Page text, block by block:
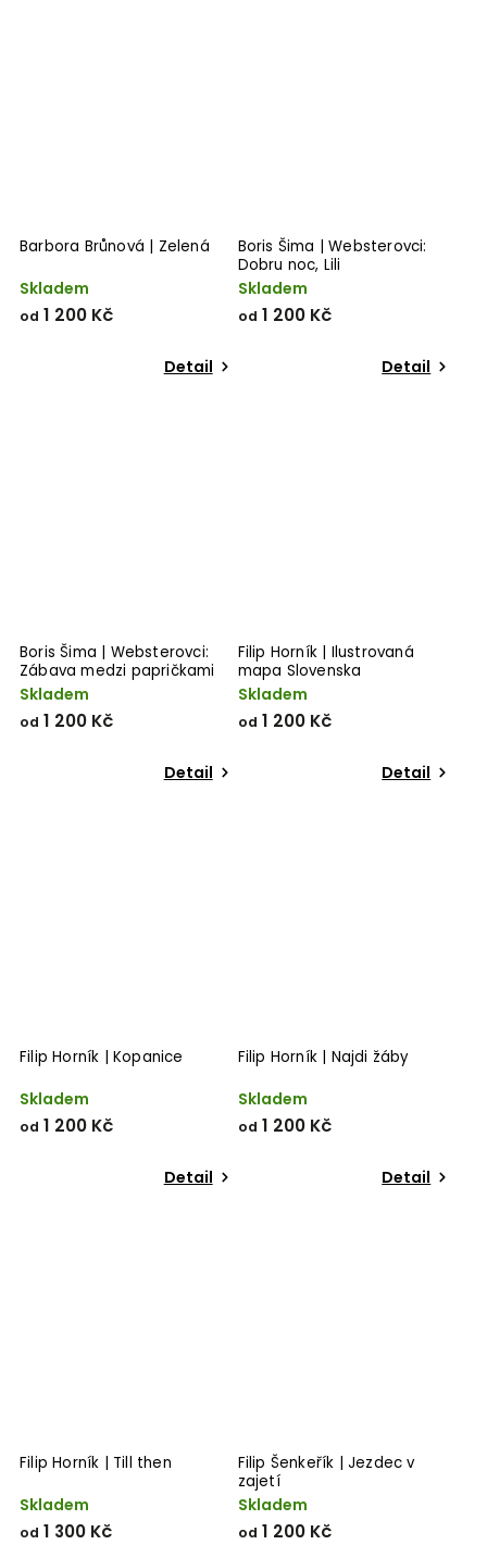
Barbora Brůnová | Zelená
Skladem
od 1 200 Kč
Detail
Boris Šima | Websterovci:
Dobru noc, Lili
Skladem
od 1 200 Kč
Detail
Boris Šima | Websterovci:
Zábava medzi papričkami
Skladem
od 1 200 Kč
Detail
Filip Horník | Ilustrovaná
mapa Slovenska
Skladem
od 1 200 Kč
Detail
Filip Horník | Kopanice
Skladem
od 1 200 Kč
Detail
Filip Horník | Najdi žáby
Skladem
od 1 200 Kč
Detail
Filip Horník | Till then
Skladem
od 1 300 Kč
Filip Šenkeřík | Jezdec v
zajetí
Skladem
od 1 200 Kč